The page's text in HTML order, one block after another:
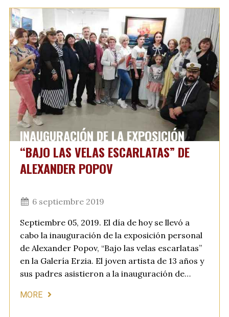
INAUGURACIÓN DE LA EXPOSICIÓN
“BAJO LAS VELAS ESCARLATAS” DE
ALEXANDER POPOV
6 septiembre 2019
Septiembre 05, 2019. El día de hoy se llevó a
cabo la inauguración de la exposición personal
de Alexander Popov, “Bajo las velas escarlatas”
en la Galería Erzia. El joven artista de 13 años y
sus padres asistieron a la inauguración de…
MORE